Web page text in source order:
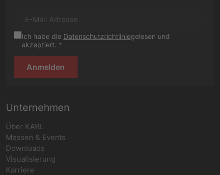
Ich habe die Datenschutzrichtliniegelesen und
akzeptiert. *
Anmelden
Unternehmen
Über KARL
Messen & Events
Downloads
Visualisierung
Karriere